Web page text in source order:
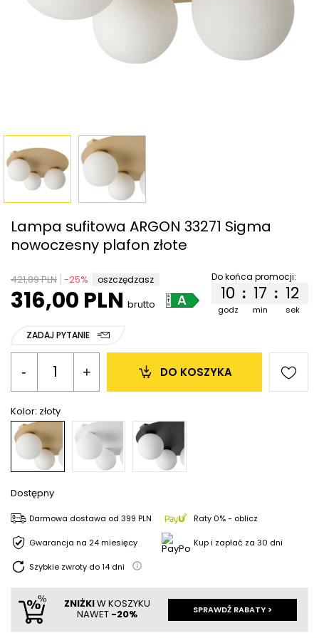
Lampa sufitowa ARGON 33271 Sigma
nowoczesny plafon złote
421,89 PLN -25% oszczędzasz
316,00 PLN brutto
Do końca promocji:
:
godz
10 :
min
17
sek
12
ZADAJ PYTANIE
Kolor: złoty
- + DO KOSZYKA
Dostępny
Darmowa dostawa od 399 PLN Raty 0% - oblicz
Gwarancja na 24 miesięcy Kup i zapłać za 30 dni
Szybkie zwroty do14 dni
ZNIŻKIW KOSZYKU
NAWET -20% SPRAWDŹ RABATY >